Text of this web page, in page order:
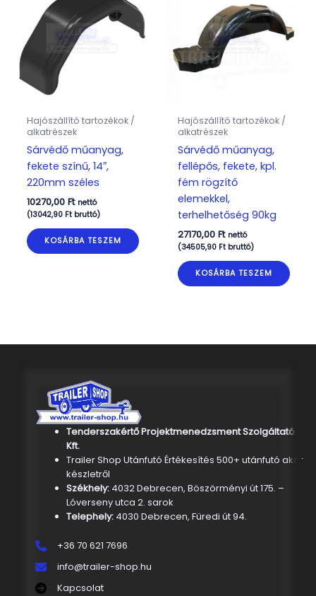
Hajószállító tartozékok /
alkatrészek
Sárvédő műanyag,
fekete színű, 14″,
220mm széles
10270,00 Ft nettó
(13042,90 Ftbruttó)
KOSÁRBA TESZEM
Hajószállító tartozékok /
alkatrészek
Sárvédő műanyag,
fellépős, fekete, kpl.
fém rögzítő
elemekkel,
terhelhetőség 90kg
27170,00 Ft nettó
(34505,90 Ftbruttó)
KOSÁRBA TESZEM
Tenderszakértő Projektmenedzsment Szolgáltató
Kft.
Trailer Shop Utánfutó Értékesítés 500+ utánfutó akár
készletről
Székhely: 4032 Debrecen, Böszörményi út 175. –
Lóverseny utca 2. sarok
Telephely:4030 Debrecen, Füredi út 94.
+36 70 621 7696
info@trailer-shop.hu
Kapcsolat